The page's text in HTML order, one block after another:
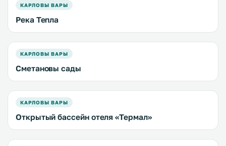
КАРЛОВЫ ВАРЫ
Река Тепла
КАРЛОВЫ ВАРЫ
Сметановы сады
КАРЛОВЫ ВАРЫ
Открытый бассейн отеля «Термал»